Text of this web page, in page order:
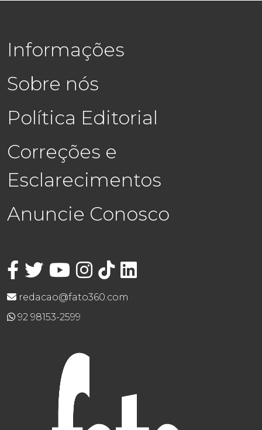
Informações
Sobre nós
Política Editorial
Correções e
Esclarecimentos
Anuncie Conosco
redacao@fato360.com
92 98153-2599